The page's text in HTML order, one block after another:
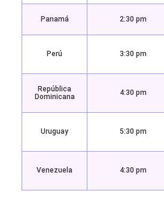
Panamá 2:30 pm
Perú 3:30 pm
República
Dominicana
4:30 pm
Uruguay 5:30 pm
Venezuela 4:30 pm